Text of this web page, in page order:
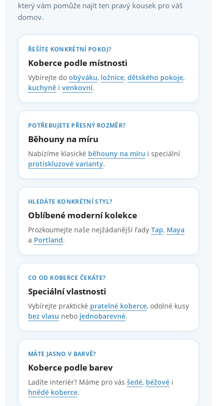
který vám pomůže najít ten pravý kousek pro váš
domov.
ŘEŠÍTE KONKRÉTNÍ POKOJ?
Koberce podle místnosti
Vybírejte do obýváku, ložnice, dětského pokoje,
kuchyně i venkovní.
POTŘEBUJETE PŘESNÝ ROZMĚR?
Běhouny na míru
Nabízíme klasické běhouny na míru i speciální
protiskluzové varianty.
HLEDÁTE KONKRÉTNÍ STYL?
Oblíbené moderní kolekce
Prozkoumejte naše nejžádanější řady Tap, Maya
a Portland.
CO OD KOBERCE ČEKÁTE?
Speciální vlastnosti
Vybírejte praktické pratelné koberce, odolné kusy
bez vlasu nebo jednobarevné.
MÁTE JASNO V BARVĚ?
Koberce podle barev
Ladíte interiér? Máme pro vás šedé, béžové i
hnědé koberce.